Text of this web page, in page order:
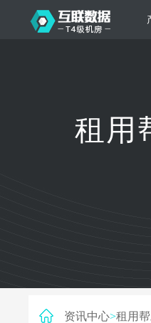
日本服务器 新加
根据不同规模的网站提供可
构和 一站式协助租用
资讯中心>租用